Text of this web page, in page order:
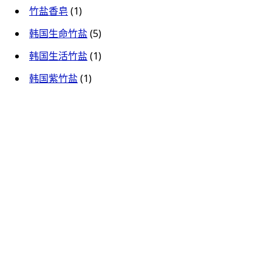
竹盐香皂 (1)
韩国生命竹盐 (5)
韩国生活竹盐 (1)
韩国紫竹盐 (1)